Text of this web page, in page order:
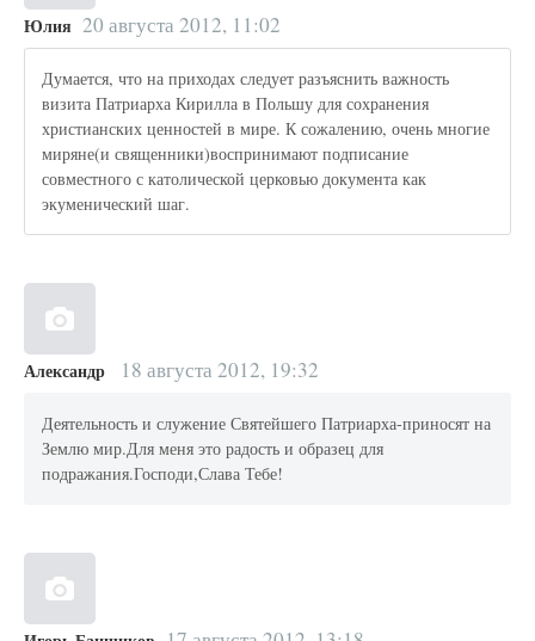
Юлия 20 августа 2012, 11:02
Думается, что на приходах следует разъяснить важность
визита Патриарха Кирилла в Польшу для сохранения
христианских ценностей в мире. К сожалению, очень многие
миряне(и священники)воспринимают подписание
совместного с католической церковью документа как
экуменический шаг.
Александр 18 августа 2012, 19:32
Деятельность и служение Святейшего Патриарха-приносят на
Землю мир.Для меня это радость и образец для
подражания.Господи,Слава Тебе!